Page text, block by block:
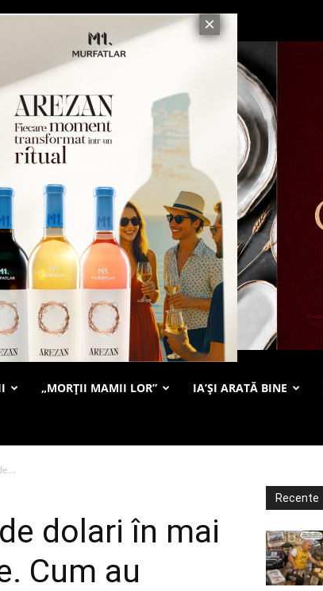
„MORȚII MAMII LOR” IA’ȘI ARATĂ BINE
dolari în mai
Cum au
Recente